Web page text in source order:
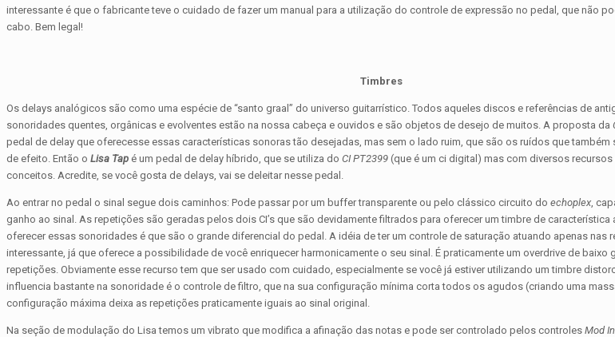
interessante é que o fabricante teve o cuidado de fazer um manual para a utilização do controle de expressão no pedal, que não
cabo. Bem legal!
Timbres
Os delays analógicos são como uma espécie de “santo graal” do universo guitarrístico. Todos aqueles discos e referências de
sonoridades quentes, orgânicas e evolventes estão na nossa cabeça e ouvidos e são objetos de desejo de muitos. A proposta da
pedal de delay que oferecesse essas características sonoras tão desejadas, mas sem o lado ruim, que são os ruídos que
de efeito. Então o Lisa Tap é um pedal de delay híbrido, que se utiliza do CI PT2399 (que é um ci digital) mas com diversos
conceitos. Acredite, se você gosta de delays, vai se deleitar nesse pedal.
Ao entrar no pedal o sinal segue dois caminhos: Pode passar por um buffer transparente ou pelo clássico circuito do echoplex,
ganho ao sinal. As repetições são geradas pelos dois CI’s que são devidamente filtrados para oferecer um timbre de característica
oferecer essas sonoridades é que são o grande diferencial do pedal. A idéia de ter um controle de saturação atuando apenas nas
interessante, já que oferece a possibilidade de você enriquecer harmonicamente o seu sinal. É praticamente um overdrive de baixo
repetições. Obviamente esse recurso tem que ser usado com cuidado, especialmente se você já estiver utilizando um timbre
influencia bastante na sonoridade é o controle de filtro, que na sua configuração mínima corta todos os agudos (criando uma
configuração máxima deixa as repetições praticamente iguais ao sinal original.
Na seção de modulação do Lisa temos um vibrato que modifica a afinação das notas e pode ser controlado pelos controles Mod